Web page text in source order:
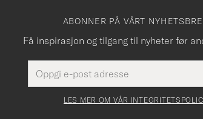
ABONNER PÅ VÅRT
Få inspirasjon og tilgang til nyheter før
postadresse
Dette
felt
LES MER OM VÅR